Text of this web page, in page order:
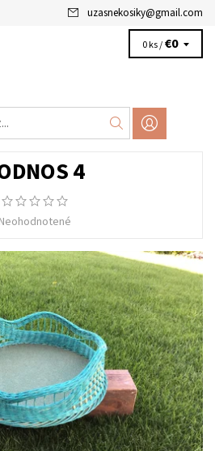
uzasnekosiky@gmail.com
0 ks /€0
4
Neohodnotené